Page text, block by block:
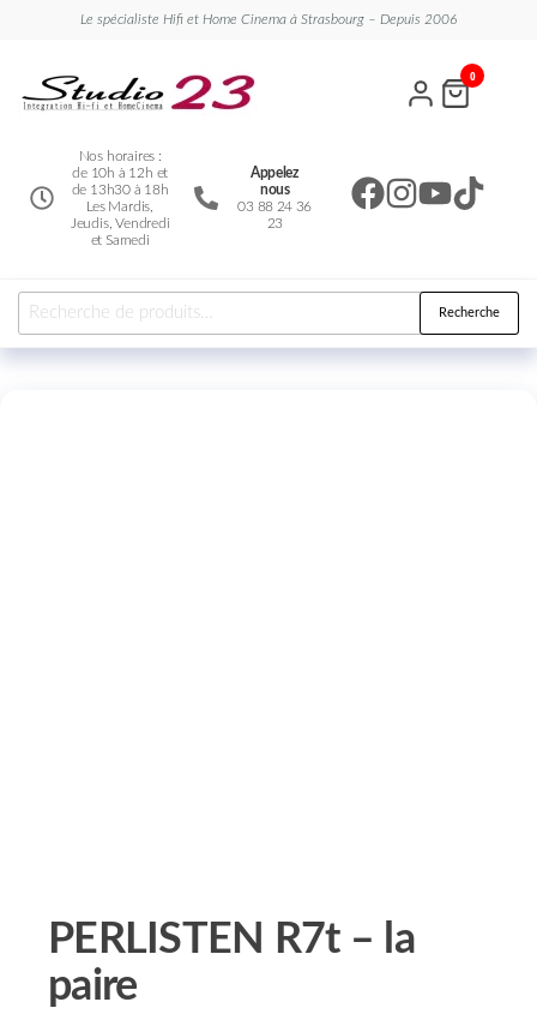
Le spécialiste Hifi et Home Cinema à Strasbourg – Depuis 2006
Nos horaires :
de 10h à 12h et
de 13h30 à 18h
Les Mardis,
Jeudis, Vendredi
et Samedi
Appelez
nous
03 88 24 36
23
0
Recherche
PERLISTEN R7t – la
paire